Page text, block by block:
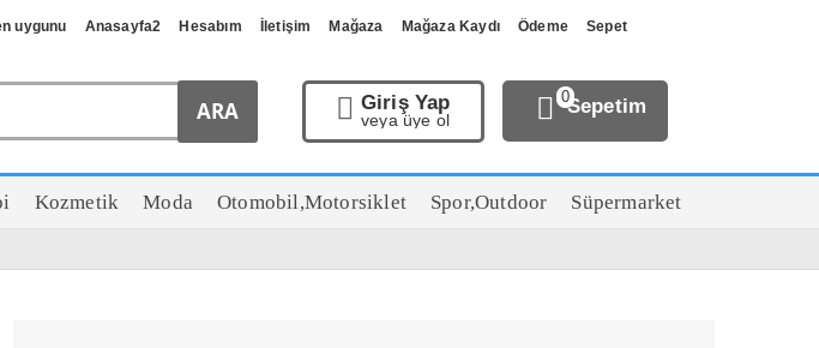
uygunu Anasayfa2 Hesabım İletişim Mağaza Mağaza Kaydı Ödeme
Sepet
Giriş Yap
veya üye ol
0Sepetim
Kozmetik Moda Otomobil,Motorsiklet Spor,Outdoor Süpermarket